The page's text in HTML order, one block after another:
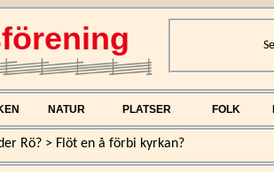
NATUR PLATSER FOLK
Rö? > Flöt en å förbi kyrkan?